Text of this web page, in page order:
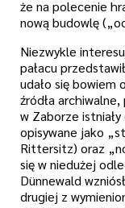
że na polecenie
nową budowlę
Niezwykle
pałacu
udało się bowiem
źródła
w Zaborze
opisywane jako
Rittersitz) oraz
się w niedużej
Dünnewald
drugiej z